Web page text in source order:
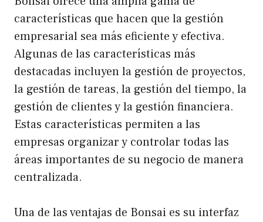
características que hacen que la gestión
empresarial sea más eficiente y efectiva.
Algunas de las características más
destacadas incluyen la gestión de proyectos,
la gestión de tareas, la gestión del tiempo, la
gestión de clientes y la gestión financiera.
Estas características permiten a las
empresas organizar y controlar todas las
áreas importantes de su negocio de manera
centralizada.
Una de las ventajas de Bonsai es su interfaz